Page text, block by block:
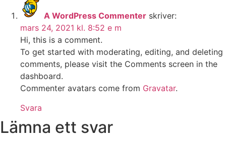
A WordPress Commenter skriver:
mars 24, 2021 kl. 8:52 e m
Hi, this is a comment.
To get started with moderating, editing, and deleting
comments, please visit the Comments screen in the
dashboard.
Commenter avatars come from Gravatar.
Svara
Lämna ett svar